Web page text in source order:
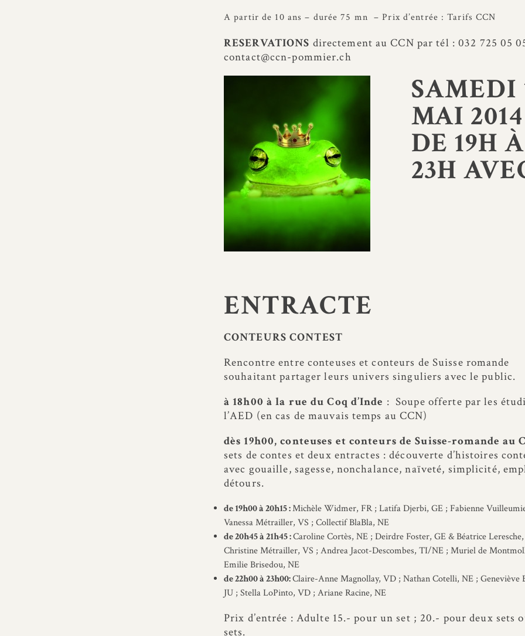
A partir de 10 ans – durée 75 mn – Prix d’entrée : Tarifs CCN
RESERVATIONS directement au CCN par tél : 032 725 05
contact@ccn-pommier.ch
SAMEDI
MAI 2014
DE 19H À
23H
ENTRACTE
CONTEURS CONTEST
Rencontre entre conteuses et conteurs de Suisse romande
souhaitant partager leurs univers singuliers avec le public.
à 18h00 à la rue du Coq d’Inde : Soupe offerte par les
l’AED (en cas de mauvais temps au CCN)
dès 19h00, conteuses et conteurs de Suisse-romande au
sets de contes et deux entractes : découverte d’histoires
avec gouaille, sagesse, nonchalance, naïveté, simplicité,
détours.
de 19h00 à 20h15 :Michèle Widmer, FR ; Latifa Djerbi, GE ; Fabienne
Vanessa Métrailler, VS ; Collectif BlaBla, NE
de 20h45 à 21h45 :Caroline Cortès, NE ; Deirdre Foster, GE & Béatrice
Christine Métrailler, VS ; Andrea Jacot-Descombes, TI/NE ; Muriel de
Emilie Brisedou, NE
de 22h00 à 23h00:Claire-Anne Magnollay, VD ; Nathan Cotelli, NE ; Geneviève
JU ; Stella LoPinto, VD ; Ariane Racine, NE
Prix d’entrée : Adulte 15.- pour un set ; 20.- pour deux sets
sets.